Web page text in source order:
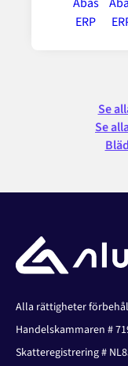
Se
Se
Alla rättigheter
Handelskammaren #
Skatteregistrering #